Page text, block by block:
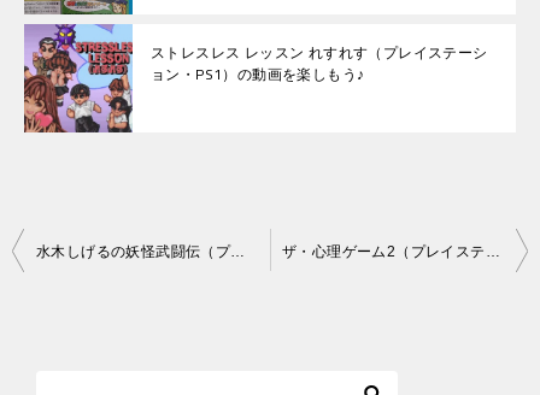
ストレスレス レッスン れすれす（プレイステーシ
ョン・PS1）の動画を楽しもう♪
投
水木しげるの妖怪武闘伝（プレイステーション・PS1）の動画を楽しもう♪